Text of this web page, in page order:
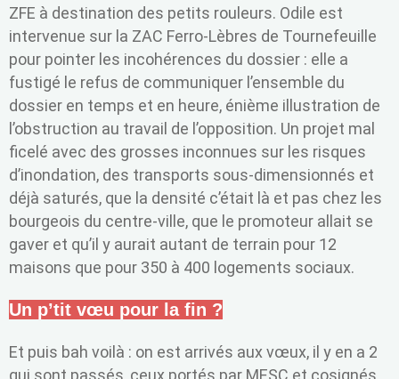
ZFE à destination des petits rouleurs. Odile est
intervenue sur la ZAC Ferro-Lèbres de Tournefeuille
pour pointer les incohérences du dossier : elle a
fustigé le refus de communiquer l’ensemble du
dossier en temps et en heure, énième illustration de
l’obstruction au travail de l’opposition. Un projet mal
ficelé avec des grosses inconnues sur les risques
d’inondation, des transports sous-dimensionnés et
déjà saturés, que la densité c’était là et pas chez les
bourgeois du centre-ville, que le promoteur allait se
gaver et qu’il y aurait autant de terrain pour 12
maisons que pour 350 à 400 logements sociaux.
Un p’tit vœu pour la fin ?
Et puis bah voilà : on est arrivés aux vœux, il y en a 2
qui sont passés, ceux portés par MESC et cosignés